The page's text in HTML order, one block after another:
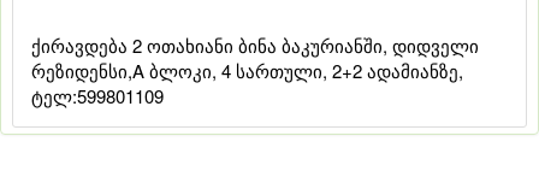
ქირავდება 2 ოთახიანი ბინა ბაკურიანში, დიდველი
რეზიდენსი,A ბლოკი, 4 სართული, 2+2 ადამიანზე,
ტელ:599801109